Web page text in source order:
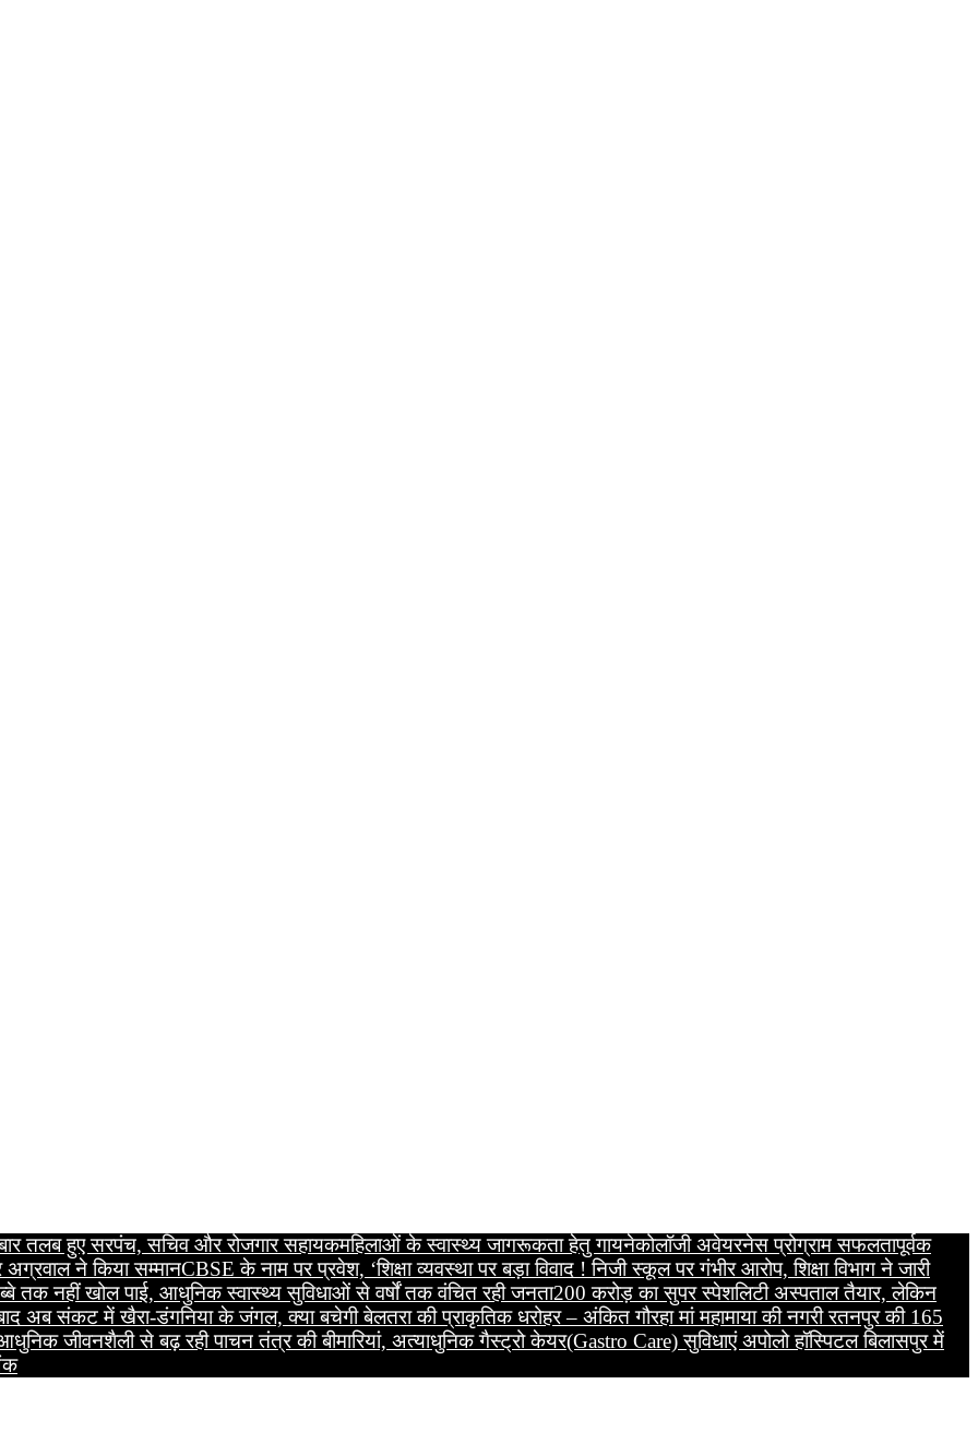
तलब हुए सरपंच, सचिव और रोजगार सहायकमहिलाओं के स्वास्थ्य जागरूकता हेतु गायनेकोलॉजी अवेयरनेस प्रोग्राम सफलतापूर्वक
ने किया सम्मानCBSE के नाम पर प्रवेश, ‘शिक्षा व्यवस्था पर बड़ा विवाद ! निजी स्कूल पर गंभीर आरोप, शिक्षा विभाग ने जारी
तक नहीं खोल पाई, आधुनिक स्वास्थ्य सुविधाओं से वर्षों तक वंचित रही जनता200 करोड़ का सुपर स्पेशलिटी अस्पताल तैयार, लेकिन
अब संकट में खैरा-डंगनिया के जंगल, क्या बचेगी बेलतरा की प्राकृतिक धरोहर – अंकित गौरहामां महामाया की नगरी रतनपुर की 165
जीवनशैली से बढ़ रही पाचन तंत्र की बीमारियां, अत्याधुनिक गैस्ट्रो केयर(Gastro Care) सुविधाएं अपोलो हॉस्पिटल बिलासपुर में